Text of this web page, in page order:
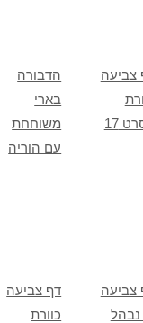
הדבורה
בארי
משוחחת
עם הוריה
צביעה
17
דף צביעה
כוורת
צביעה
נבהל